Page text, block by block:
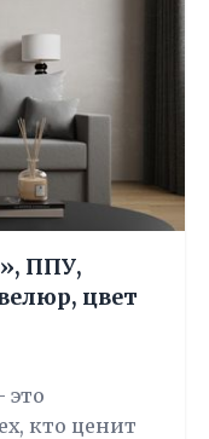
ППУ,
цвет
это
кто ценит